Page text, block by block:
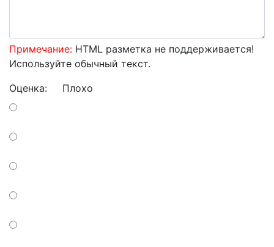
Примечание: HTML разметка не поддерживается!
Используйте обычный текст.
Оценка: Плохо